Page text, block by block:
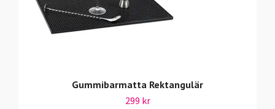
Gummibarmatta Rektangulär
299 kr